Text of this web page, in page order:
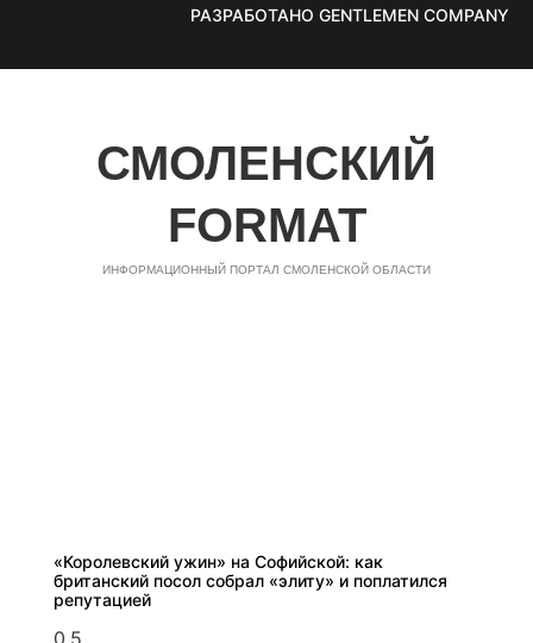
РАЗРАБОТАНО GENTLEMEN COMPANY
СМОЛЕНСКИЙ
FORMAT
ИНФОРМАЦИОННЫЙ ПОРТАЛ СМОЛЕНСКОЙ ОБЛАСТИ
«Королевский ужин» на Софийской: как
британский посол собрал «элиту» и поплатился
репутацией